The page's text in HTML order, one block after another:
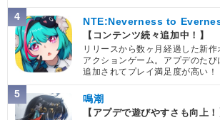
4 NTE:Neverness to
【コンテンツ続々追加中！】
リリースから数ヶ月経過した新
アクションゲーム。アプデのたび
追加されてプレイ満足度が高い！
5 鳴潮
【アプデで遊びやすさも向上！